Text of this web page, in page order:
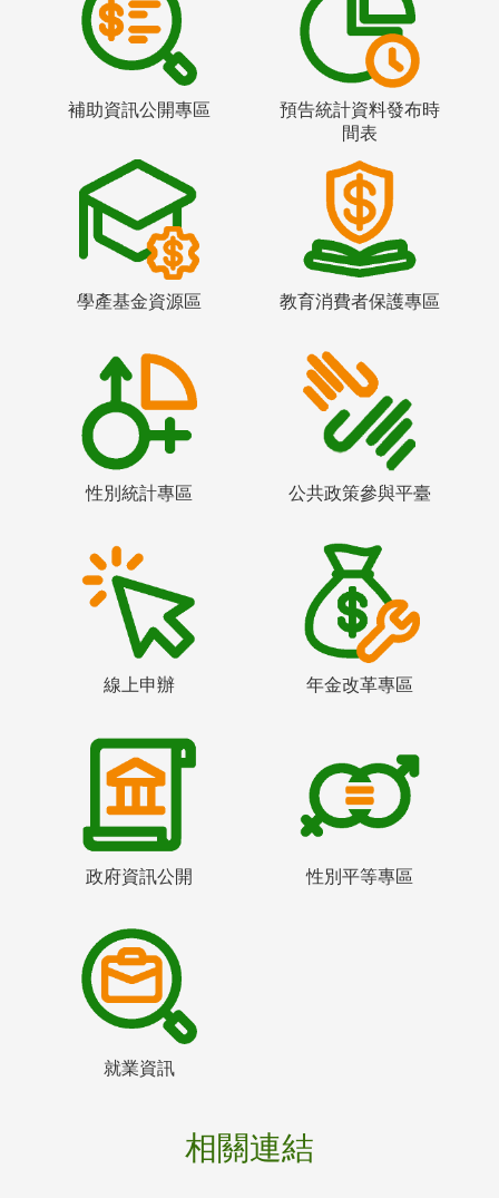
補助資訊公開專區
預告統計資料發布時
間表
學產基金資源區 教育消費者保護專區
性別統計專區 公共政策參與平臺
線上申辦 年金改革專區
政府資訊公開 性別平等專區
就業資訊
相關連結